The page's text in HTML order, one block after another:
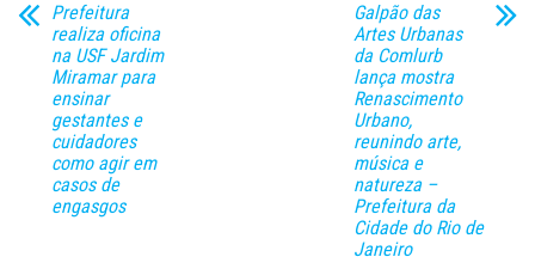
Prefeitura
realiza oficina
na USF Jardim
Miramar para
ensinar
gestantes e
cuidadores
como agir em
casos de
engasgos
Galpão das
Artes Urbanas
da Comlurb
lança mostra
Renascimento
Urbano,
reunindo arte,
música e
natureza –
Prefeitura da
Cidade do Rio de
Janeiro